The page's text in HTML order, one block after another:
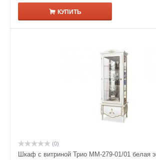
КУПИТЬ
(0)
Шкаф с витриной Трио ММ-279-01/01 белая